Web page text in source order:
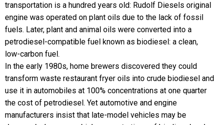
transportation is a hundred years old: Rudolf Diesels original
engine was operated on plant oils due to the lack of fossil
fuels. Later, plant and animal oils were converted into a
petrodiesel-compatible fuel known as biodiesel: a clean,
low-carbon fuel.
In the early 1980s, home brewers discovered they could
transform waste restaurant fryer oils into crude biodiesel and
use it in automobiles at 100% concentrations at one quarter
the cost of petrodiesel. Yet automotive and engine
manufacturers insist that late-model vehicles may be